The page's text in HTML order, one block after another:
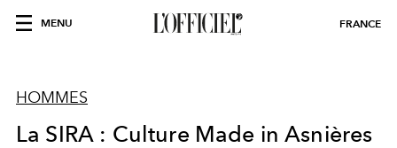
MENU FRANCE
HOMMES
La SIRA : Culture Made in Asnières